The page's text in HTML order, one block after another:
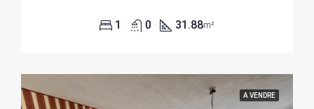
1 0 31.88m²
A VENDRE